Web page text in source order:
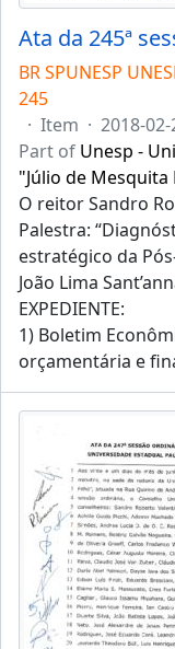
BR SPUNESP
245
· Item · 2018-
Part of Unesp -
"Júlio de Mesquita
O reitor Sandro
Palestra:
estratégico da
João Lima
EXPEDIENTE:
1) Boletim
orçamentária e